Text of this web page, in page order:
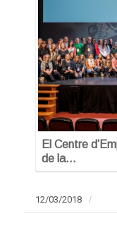
El Centre
de la…
12/03/2018 /